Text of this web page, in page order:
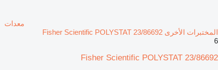
معدات
المختبرات الأخرى Fisher Scientific POLYSTAT 23/86692
6
Fisher Scientific POLYSTAT 23/86692